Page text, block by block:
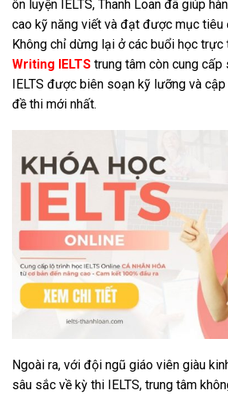
ôn luyện IELTS, Thanh Loan đã giúp
cao kỹ năng viết và đạt được mục tiêu
Không chỉ dừng lại ở các buổi học trực
Writing IELTS trung tâm còn cung cấp
IELTS được biên soạn kỹ lưỡng và
đề thi mới nhất.
Ngoài ra, với đội ngũ giáo viên giàu
sâu sắc về kỳ thi IELTS, trung tâm